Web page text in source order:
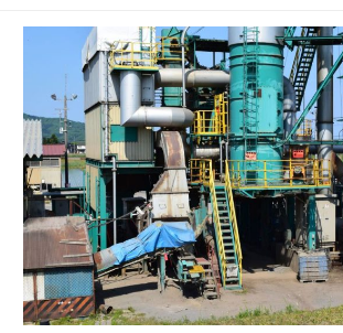
と
検
査
精
度
向
上
へ
の
挑
戦